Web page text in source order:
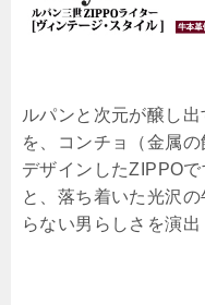
ルパンと次元が醸し
を、コンチョ（金属
デザインしたZIPPO
と、落ち着いた光沢
らない男らしさを演出